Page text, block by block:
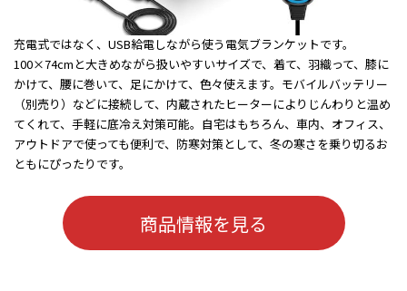
充電式ではなく、USB給電しながら使う電気ブランケットです。
100×74cmと大きめながら扱いやすいサイズで、着て、羽織って、膝に
かけて、腰に巻いて、足にかけて、色々使えます。モバイルバッテリー
（別売り）などに接続して、内蔵されたヒーターによりじんわりと温め
てくれて、手軽に底冷え対策可能。自宅はもちろん、車内、オフィス、
アウトドアで使っても便利で、防寒対策として、冬の寒さを乗り切るお
ともにぴったりです。
商品情報を見る